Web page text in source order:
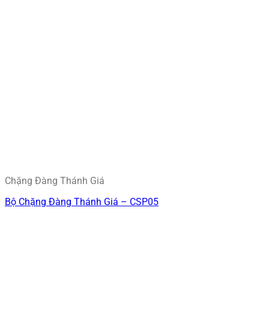
Chặng Đàng Thánh Giá
Bộ Chặng Đàng Thánh Giá – CSP05